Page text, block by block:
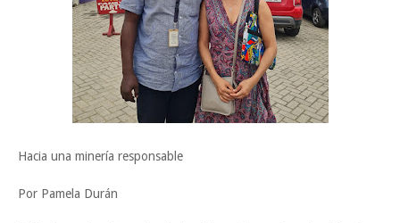
Hacia una minería responsable
Por Pamela Durán